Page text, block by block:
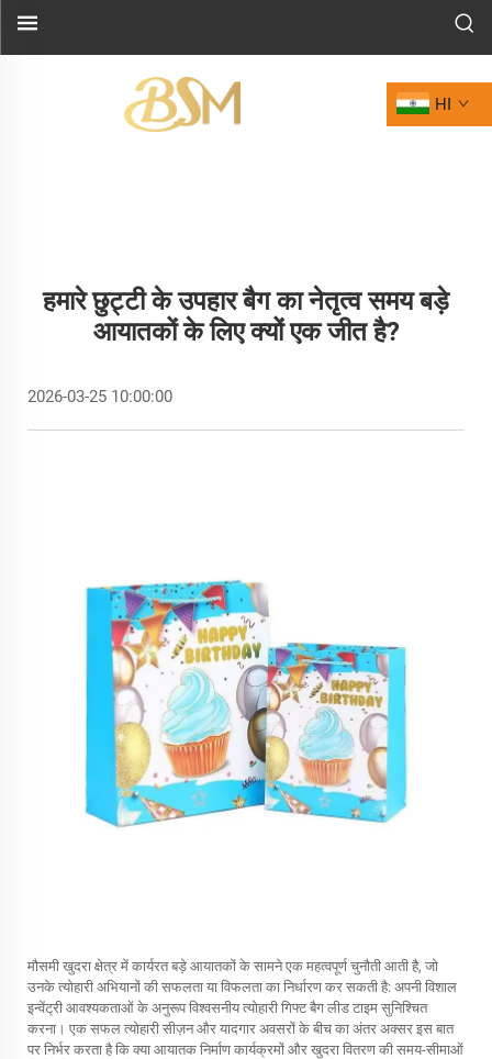
HI
हमारे छुट्टी के उपहार बैग का नेतृत्व समय बड़े
आयातकों के लिए क्यों एक जीत है?
2026-03-25 10:00:00
मौसमी खुदरा क्षेत्र में कार्यरत बड़े आयातकों के सामने एक महत्वपूर्ण चुनौती आती है, जो
उनके त्योहारी अभियानों की सफलता या विफलता का निर्धारण कर सकती है: अपनी विशाल
इन्वेंट्री आवश्यकताओं के अनुरूप विश्वसनीय त्योहारी गिफ्ट बैग लीड टाइम सुनिश्चित
करना। एक सफल त्योहारी सीज़न और यादगार अवसरों के बीच का अंतर अक्सर इस बात
पर निर्भर करता है कि क्या आयातक निर्माण कार्यक्रमों और खुदरा वितरण की समय-सीमाओं